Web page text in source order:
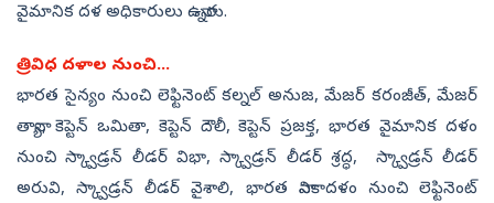
వైమానిక దళ అధికారులు ఉన్నారు.
త్రివిధ దళాల నుంచి...
భారత సైన్యం నుంచి లెఫ్టినెంట్‌ కల్నల్‌ అనుజ, మేజర్‌ కరంజీత్, మేజర్‌
తాన్యా, కెప్టెన్‌ ఒమితా, కెప్టెన్‌ దౌలీ, కెప్టెన్‌ ప్రజక్త, భారత వైమానిక దళం
నుంచి స్క్వాడ్రన్‌ లీడర్‌ విభా, స్క్వాడ్రన్‌ లీడర్‌ శ్రద్ధ, స్క్వాడ్రన్‌ లీడర్‌
అరువి, స్క్వాడ్రన్‌ లీడర్‌ వైశాలి, భారత నావికాదళం నుంచి లెఫ్టినెంట్‌